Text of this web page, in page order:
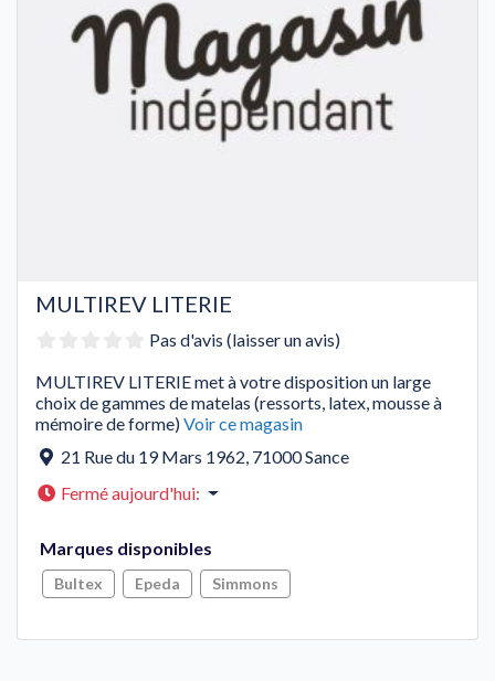
MULTIREV LITERIE
Pas d'avis (laisser un avis)
MULTIREV LITERIE met à votre disposition un large
choix de gammes de matelas (ressorts, latex, mousse à
mémoire de forme)Voir ce magasin
21 Rue du 19 Mars 1962, 71000Sance
Fermé aujourd'hui:
Marques disponibles
Bultex Epeda Simmons